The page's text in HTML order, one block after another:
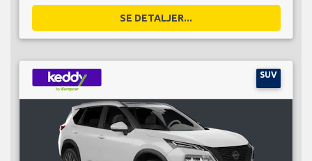
SE DETALJER...
SUV